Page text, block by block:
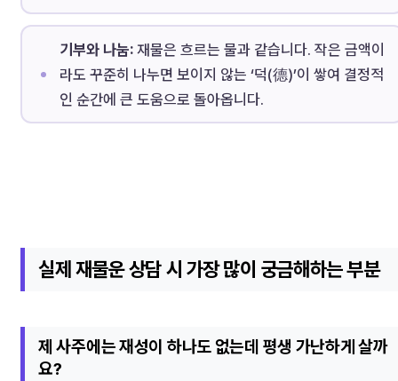
기부와 나눔:재물은 흐르는 물과 같습니다. 작은 금액이
라도 꾸준히 나누면 보이지 않는 ‘덕(德)’이 쌓여 결정적
인 순간에 큰 도움으로 돌아옵니다.
실제 재물운 상담 시 가장 많이 궁금해하는 부분
제 사주에는 재성이 하나도 없는데 평생 가난하게 살까
요?